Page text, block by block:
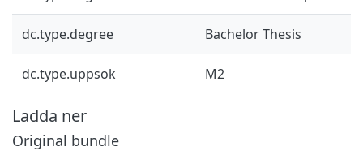
dc.type.degree Bachelor Thesis
dc.type.uppsok M2
Ladda ner
Original bundle